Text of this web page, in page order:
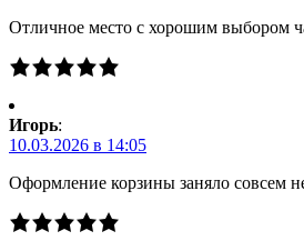
Отличное место с хорошим выбором
Игорь:
10.03.2026 в 14:05
Оформление корзины заняло совсем